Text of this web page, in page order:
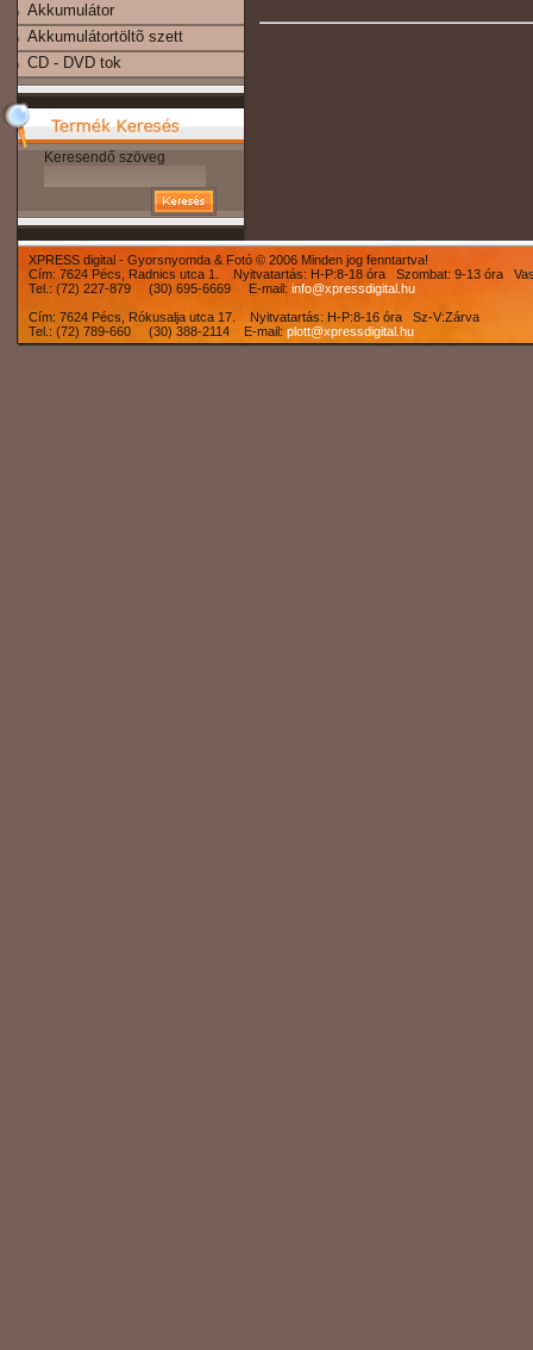
Akkumulátor
Akkumulátortöltõ szett
CD - DVD tok
Keresendő szöveg
XPRESS digital - Gyorsnyomda & Fotó © 2006 Minden jog fenntartva!
Cím: 7624 Pécs, Radnics utca 1. Nyitvatartás: H-P:8-18 óra Szombat: 9-13 óra
Tel.: (72) 227-879 (30) 695-6669 E-mail: info@xpressdigital.hu
Cím: 7624 Pécs, Rókusalja utca 17. Nyitvatartás: H-P:8-16 óra Sz-V:Zárva
Tel.: (72) 789-660 (30) 388-2114 E-mail: plott@xpressdigital.hu